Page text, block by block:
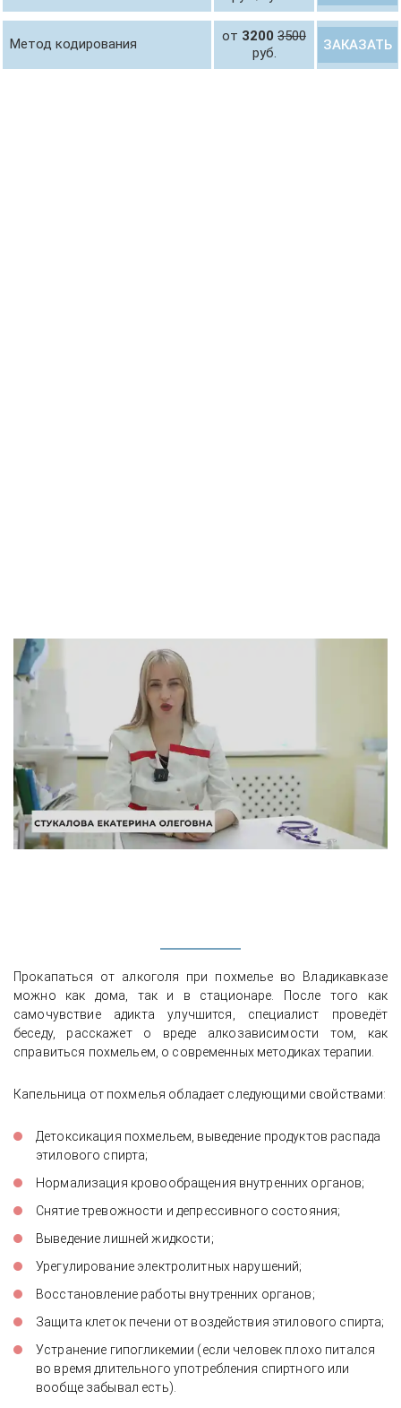
Метод кодирования от 3200 3500
руб.
ЗАКАЗАТЬ
Прокапаться от алкоголя при похмелье во Владикавказе
можно как дома, так и в стационаре. После того как
самочувствие адикта улучшится, специалист проведёт
беседу, расскажет о вреде алкозависимости том, как
справиться похмельем, о современных методиках терапии.
Капельница от похмелья обладает следующими свойствами:
Детоксикация похмельем, выведение продуктов распада
этилового спирта;
Нормализация кровообращения внутренних органов;
Снятие тревожности и депрессивного состояния;
Выведение лишней жидкости;
Урегулирование электролитных нарушений;
Восстановление работы внутренних органов;
Защита клеток печени от воздействия этилового спирта;
Устранение гипогликемии (если человек плохо питался
во время длительного употребления спиртного или
вообще забывал есть).